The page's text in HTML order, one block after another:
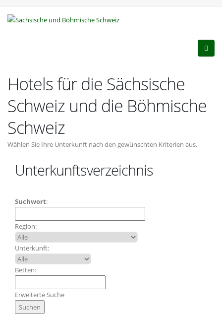
Hotels für die Sächsische
Schweiz und die Böhmische
Schweiz
Wählen Sie Ihre Unterkunft nach den gewünschten Kriterien aus.
Unterkunftsverzeichnis
Suchwort:
Region:
Unterkunft:
Betten:
Erweiterte Suche